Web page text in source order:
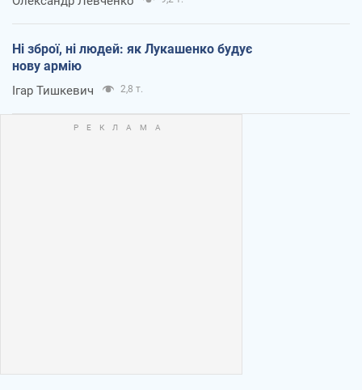
Ні зброї, ні людей: як Лукашенко будує
нову армію
Ігар Тишкевич 2,8 т.